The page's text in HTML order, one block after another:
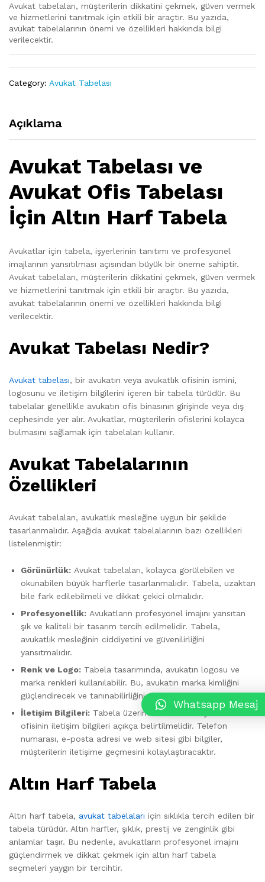
Avukat tabelaları, müşterilerin dikkatini çekmek, güven vermek
ve hizmetlerini tanıtmak için etkili bir araçtır. Bu yazıda,
avukat tabelalarının önemi ve özellikleri hakkında bilgi
verilecektir.
Category: Avukat Tabelası
Açıklama
Avukat Tabelası ve
Avukat Ofis Tabelası
İçin Altın Harf Tabela
Avukatlar için tabela, işyerlerinin tanıtımı ve profesyonel
imajlarının yansıtılması açısından büyük bir öneme sahiptir.
Avukat tabelaları, müşterilerin dikkatini çekmek, güven vermek
ve hizmetlerini tanıtmak için etkili bir araçtır. Bu yazıda,
avukat tabelalarının önemi ve özellikleri hakkında bilgi
verilecektir.
Avukat Tabelası Nedir?
Avukat tabelası, bir avukatın veya avukatlık ofisinin ismini,
logosunu ve iletişim bilgilerini içeren bir tabela türüdür. Bu
tabelalar genellikle avukatın ofis binasının girişinde veya dış
cephesinde yer alır. Avukatlar, müşterilerin ofislerini kolayca
bulmasını sağlamak için tabelaları kullanır.
Avukat Tabelalarının
Özellikleri
Avukat tabelaları, avukatlık mesleğine uygun bir şekilde
tasarlanmalıdır. Aşağıda avukat tabelalarının bazı özellikleri
listelenmiştir:
Görünürlük: Avukat tabelaları, kolayca görülebilen ve
okunabilen büyük harflerle tasarlanmalıdır. Tabela, uzaktan
bile fark edilebilmeli ve dikkat çekici olmalıdır.
Profesyonellik: Avukatların profesyonel imajını yansıtan
şık ve kaliteli bir tasarım tercih edilmelidir. Tabela,
avukatlık mesleğinin ciddiyetini ve güvenilirliğini
yansıtmalıdır.
Renk ve Logo: Tabela tasarımında, avukatın logosu ve
marka renkleri kullanılabilir. Bu, avukatın marka kimliğini
güçlendirecek ve tanınabilirliğini artıracaktır.
İletişim Bilgileri: Tabela üzerinde avukatın veya avukatlık
ofisinin iletişim bilgileri açıkça belirtilmelidir. Telefon
numarası, e-posta adresi ve web sitesi gibi bilgiler,
müşterilerin iletişime geçmesini kolaylaştıracaktır.
Altın Harf Tabela
Altın harf tabela, avukat tabelaları için sıklıkla tercih edilen bir
tabela türüdür. Altın harfler, şıklık, prestij ve zenginlik gibi
anlamlar taşır. Bu nedenle, avukatların profesyonel imajını
güçlendirmek ve dikkat çekmek için altın harf tabela
seçmeleri yaygın bir tercihtir.
Whatsapp Mesaj